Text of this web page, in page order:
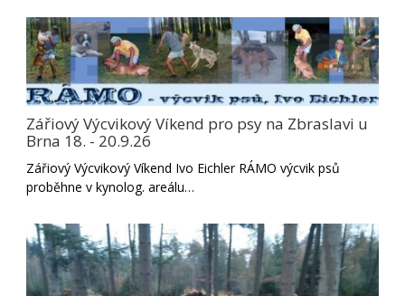
Zářiový Výcvikový Víkend pro psy na Zbraslavi u
Brna 18. - 20.9.26
Zářiový Výcvikový Víkend Ivo Eichler RÁMO výcvik psů
proběhne v kynolog. areálu…